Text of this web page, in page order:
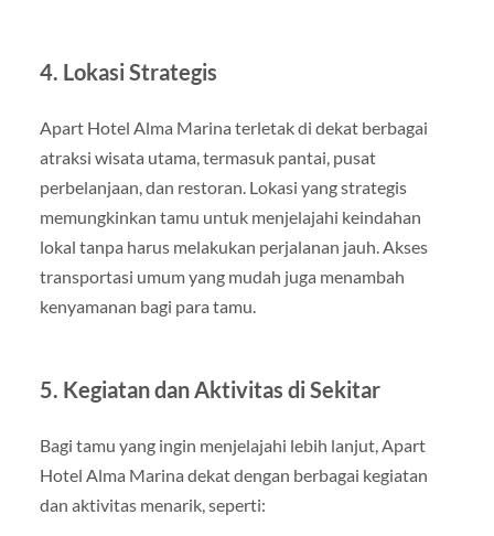
4. Lokasi Strategis
Apart Hotel Alma Marina terletak di dekat berbagai
atraksi wisata utama, termasuk pantai, pusat
perbelanjaan, dan restoran. Lokasi yang strategis
memungkinkan tamu untuk menjelajahi keindahan
lokal tanpa harus melakukan perjalanan jauh. Akses
transportasi umum yang mudah juga menambah
kenyamanan bagi para tamu.
5. Kegiatan dan Aktivitas di Sekitar
Bagi tamu yang ingin menjelajahi lebih lanjut, Apart
Hotel Alma Marina dekat dengan berbagai kegiatan
dan aktivitas menarik, seperti: